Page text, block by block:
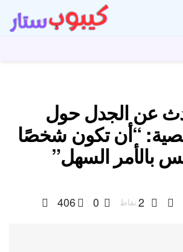
عن الجدل حول
“أن تكون شخصًا
بالأمر السهل”
2 نقاط 0
406